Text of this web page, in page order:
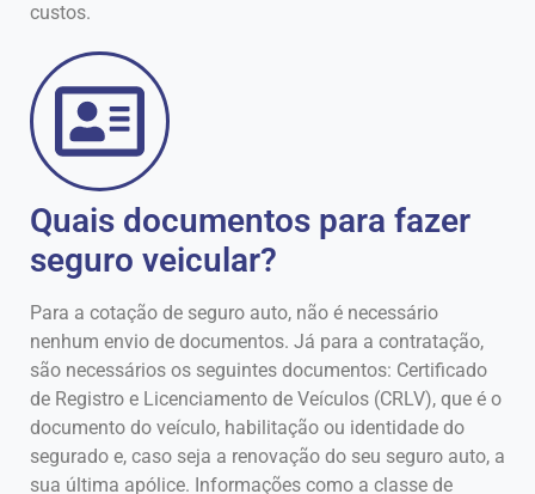
custos.
Quais documentos para fazer
seguro veicular?
Para a cotação de seguro auto, não é necessário
nenhum envio de documentos. Já para a contratação,
são necessários os seguintes documentos: Certificado
de Registro e Licenciamento de Veículos (CRLV), que é o
documento do veículo, habilitação ou identidade do
segurado e, caso seja a renovação do seu seguro auto, a
sua última apólice. Informações como a classe de